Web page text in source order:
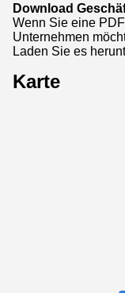
Download
Wenn Sie eine
Unternehmen
Laden Sie es
Karte